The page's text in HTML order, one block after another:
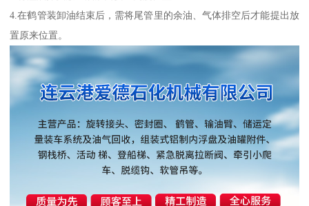
4.在鹤管装卸油结束后，需将尾管里的余油、气体排空后才能提出放
置原来位置。